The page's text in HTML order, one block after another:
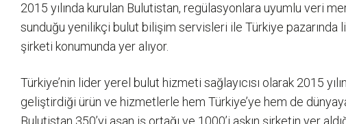
2015 yılında kurulan Bulutistan, regülasyonlara uyumlu veri
sunduğu yenilikçi bulut bilişim servisleri ile Türkiye pazarında
şirketi konumunda yer alıyor.
Türkiye’nin lider yerel bulut hizmeti sağlayıcısı olarak 2015
geliştirdiği ürün ve hizmetlerle hem Türkiye’ye hem de
Bulutistan 350’yi aşan iş ortağı ve 1000’i aşkın şirketin yer